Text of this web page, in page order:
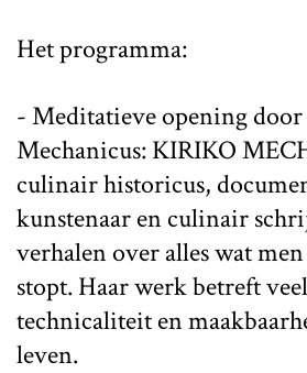
Het programma:
- Meditatieve opening
Mechanicus: KIRIKO
culinair historicus,
kunstenaar en culinair
verhalen over alles wat
stopt. Haar werk betreft
technicaliteit en
leven.